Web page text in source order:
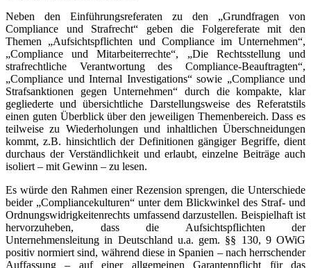
Neben den Einführungsreferaten zu den „Grundfragen von
Compliance und Strafrecht“ geben die Folgereferate mit den
Themen „Aufsichtspflichten und Compliance im Unternehmen“,
„Compliance und Mitarbeiterrechte“, „Die Rechtsstellung und
strafrechtliche Verantwortung des Compliance-Beauftragten“,
„Compliance und Internal Investigations“ sowie „Compliance und
Strafsanktionen gegen Unternehmen“ durch die kompakte, klar
gegliederte und übersichtliche Darstellungsweise des Referatstils
einen guten Überblick über den jeweiligen Themenbereich. Dass es
teilweise zu Wiederholungen und inhaltlichen Überschneidungen
kommt, z.B. hinsichtlich der Definitionen gängiger Begriffe, dient
durchaus der Verständlichkeit und erlaubt, einzelne Beiträge auch
isoliert – mit Gewinn – zu lesen.
Es würde den Rahmen einer Rezension sprengen, die Unterschiede
beider „Compliancekulturen“ unter dem Blickwinkel des Straf- und
Ordnungswidrigkeitenrechts umfassend darzustellen. Beispielhaft ist
hervorzuheben, dass die Aufsichtspflichten der
Unternehmensleitung in Deutschland u.a. gem. §§ 130, 9 OWiG
positiv normiert sind, während diese in Spanien – nach herrschender
Auffassung – auf einer allgemeinen Garantenpflicht für das